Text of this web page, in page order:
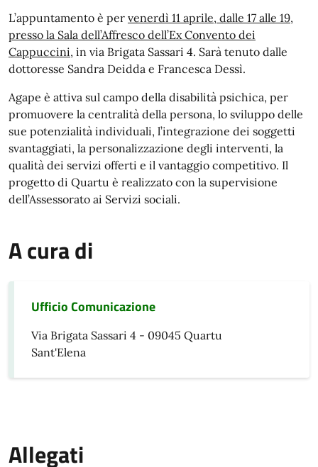
L’appuntamento è per venerdì 11 aprile, dalle 17 alle 19,
presso la Sala dell’Affresco dell’Ex Convento dei
Cappuccini, in via Brigata Sassari 4. Sarà tenuto dalle
dottoresse Sandra Deidda e Francesca Dessì.
Agape è attiva sul campo della disabilità psichica, per
promuovere la centralità della persona, lo sviluppo delle
sue potenzialità individuali, l’integrazione dei soggetti
svantaggiati, la personalizzazione degli interventi, la
qualità dei servizi offerti e il vantaggio competitivo. Il
progetto di Quartu è realizzato con la supervisione
dell’Assessorato ai Servizi sociali.
A cura di
Ufficio Comunicazione
Via Brigata Sassari 4 - 09045 Quartu
Sant'Elena
Allegati